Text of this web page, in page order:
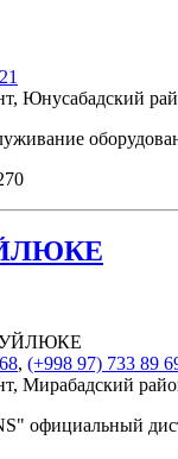
Юнусабадский
, (+998 97) 733 89
Мирабадский
официальный